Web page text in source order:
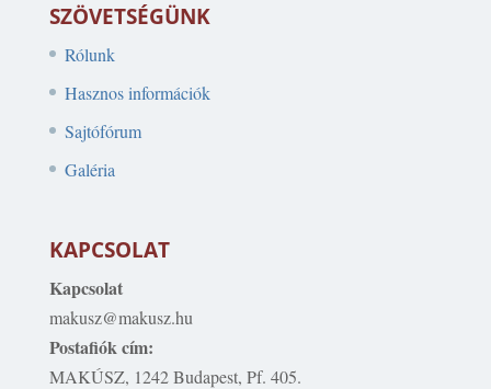
SZÖVETSÉGÜNK
Rólunk
Hasznos információk
Sajtófórum
Galéria
KAPCSOLAT
Kapcsolat
makusz@makusz.hu
Postafiók cím:
MAKÚSZ, 1242 Budapest, Pf. 405.